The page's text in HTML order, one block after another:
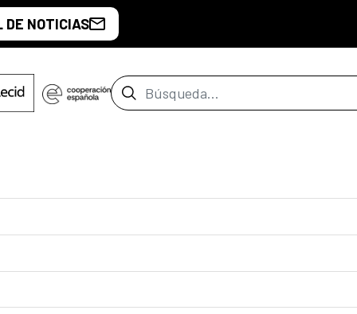
DE NOTICIAS
Barra de búsqueda